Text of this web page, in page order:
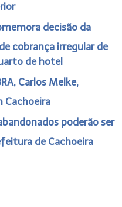
decisão da
cobrança irregular de
de hotel
Carlos Melke,
Cachoeira
poderão ser
de Cachoeira